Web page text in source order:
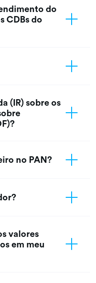
do
CDBs do
(IR) sobre os
no PAN?
valores
em meu